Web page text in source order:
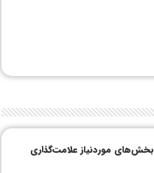
بخش‌های موردنیاز علامت‌گذاری